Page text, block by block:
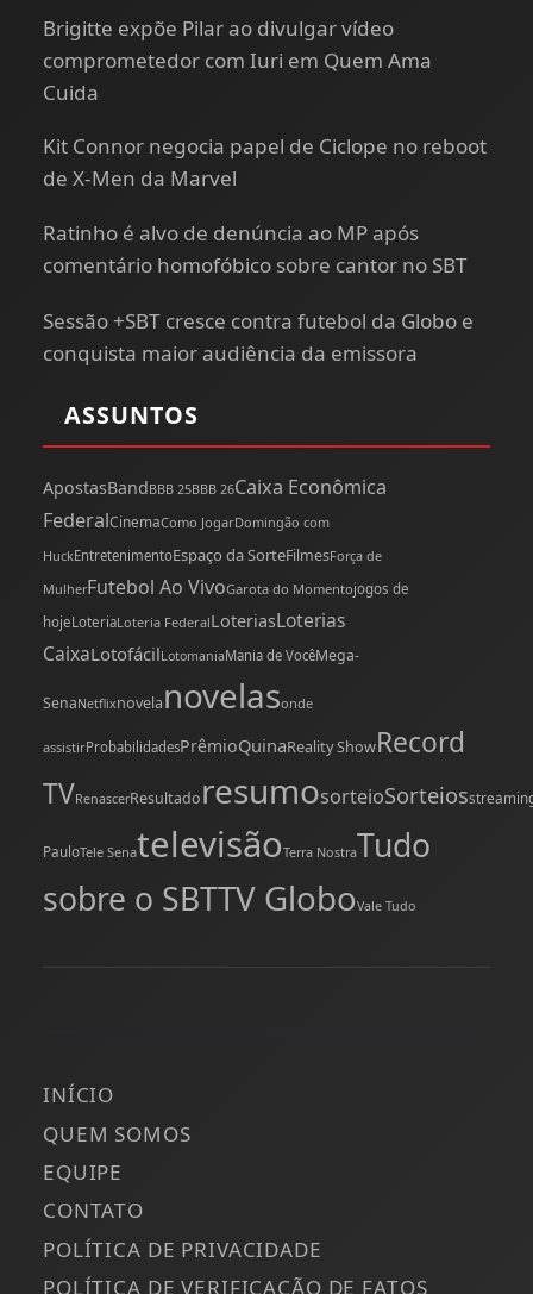
Brigitte expõe Pilar ao divulgar vídeo
comprometedor com Iuri em Quem Ama
Cuida
Kit Connor negocia papel de Ciclope no reboot
de X-Men da Marvel
Ratinho é alvo de denúncia ao MP após
comentário homofóbico sobre cantor no SBT
Sessão +SBT cresce contra futebol da Globo e
conquista maior audiência da emissora
ASSUNTOS
ApostasBandBBB 25BBB 26Caixa Econômica
FederalCinemaComo JogarDomingão com
HuckEntretenimentoEspaço da SorteFilmesForça de
MulherFutebol Ao VivoGarota do Momentojogos de
hojeLoteriaLoteria FederalLoteriasLoterias
CaixaLotofácilLotomaniaMania de VocêMega-
SenaNetflixnovelanovelasonde
assistirProbabilidadesPrêmioQuinaReality ShowRecord
TVRenascerResultadoresumosorteioSorteios
PauloTele SenatelevisãoTerra NostraTudo
sobre o SBTTV GloboVale Tudo
INÍCIO
QUEM SOMOS
EQUIPE
CONTATO
POLÍTICA DE PRIVACIDADE
POLÍTICA DE VERIFICAÇÃO DE FATOS